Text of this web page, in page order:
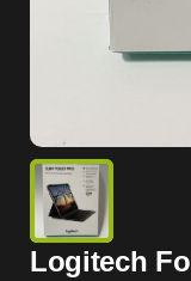
Logitech